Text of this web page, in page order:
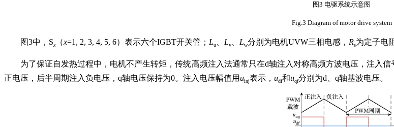
图3 电驱系统示意图
Fig.3 Diagram of motor drive system
图3中，Sx （x=1, 2, 3, 4, 5, 6）表示六个IGBT开关管； Lu Lv Lw分别为电机UVW三相电感， Rs为定子电
为了保证自发热过程中，电机不产生转矩，传统高频注入法通常只在d轴注入对称高频方波电压，注入
正电压，后半周期注入负电压，q轴电压保持为0。注入电压幅值用uinj表示， udf和uqf分别为d、q轴基波电压。